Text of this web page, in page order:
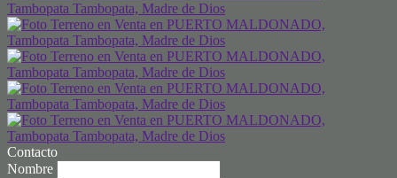
Contacto
Nombre